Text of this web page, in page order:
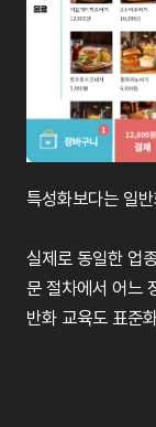
특성화보다는 일
실제로 동일한 업
문 절차에서 어느
반화 교육도 표준